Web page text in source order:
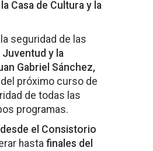
Casa de Cultura y la
seguridad de las
Juventud y la
Gabriel Sánchez,
próximo curso de
de todas las
programas.
el Consistorio
hasta finales del